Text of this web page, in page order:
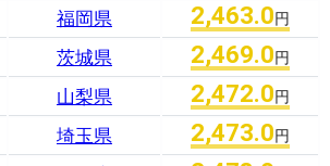
福岡県 2,463.0円
茨城県 2,469.0円
山梨県 2,472.0円
埼玉県 2,473.0円